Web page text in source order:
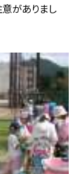
がありまし